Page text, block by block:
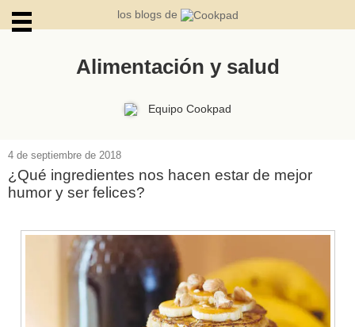
los blogs de
Alimentación y salud
Equipo Cookpad
4 de septiembre de 2018
¿Qué ingredientes nos hacen estar de mejor
humor y ser felices?